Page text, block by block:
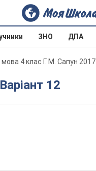
ЗНО ДПА
мова 4 клас Г. М. Сапун 2017
12